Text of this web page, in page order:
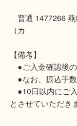
普通 1477266 燕
（カ
【備考】
●ご入金確認後の
●なお、振込手数
●10日以内にご
とさせていただき